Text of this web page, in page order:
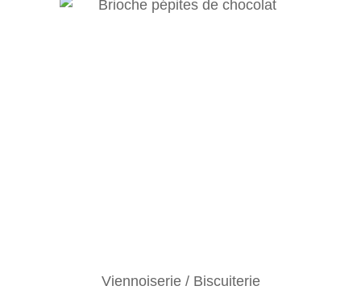
Viennoiserie / Biscuiterie